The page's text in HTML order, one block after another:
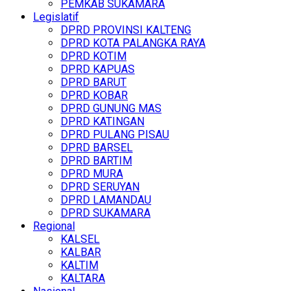
PEMKAB SUKAMARA
Legislatif
DPRD PROVINSI KALTENG
DPRD KOTA PALANGKA RAYA
DPRD KOTIM
DPRD KAPUAS
DPRD BARUT
DPRD KOBAR
DPRD GUNUNG MAS
DPRD KATINGAN
DPRD PULANG PISAU
DPRD BARSEL
DPRD BARTIM
DPRD MURA
DPRD SERUYAN
DPRD LAMANDAU
DPRD SUKAMARA
Regional
KALSEL
KALBAR
KALTIM
KALTARA